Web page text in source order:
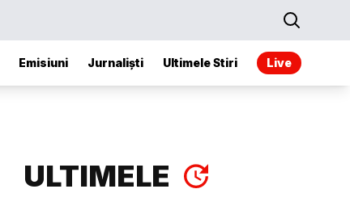
Emisiuni Jurnaliști Ultimele Stiri Live
ULTIMELE